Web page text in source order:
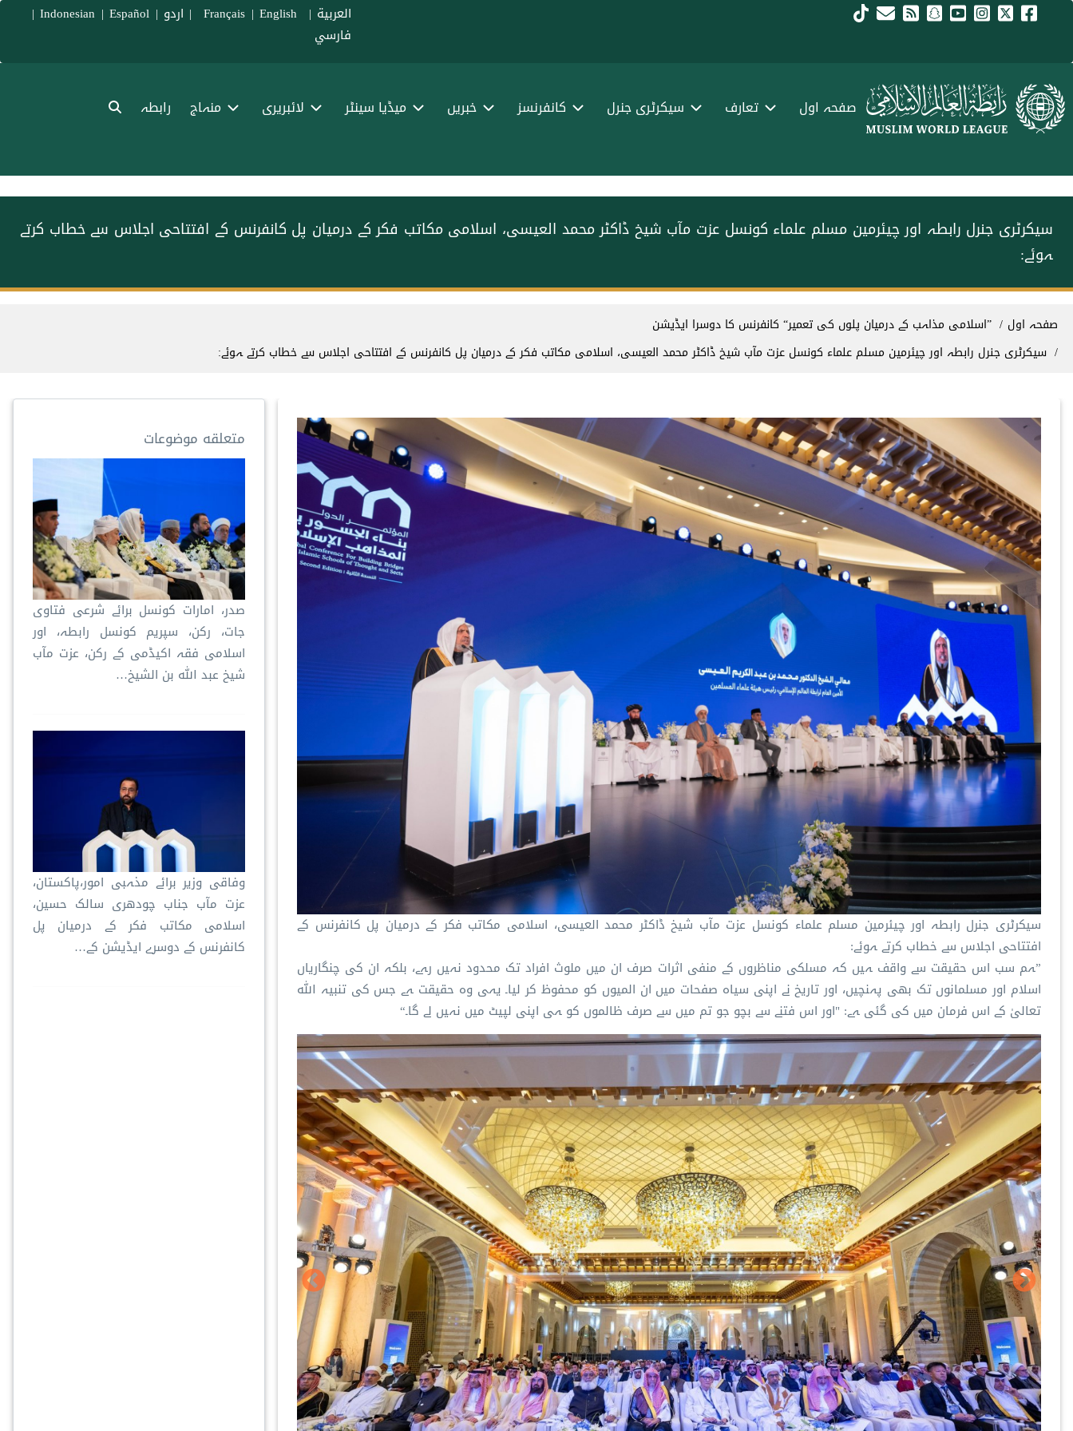
Skip to main content العربية |
Français
| English
| اردو |
Indonesian |Español
|
فارسي
menu urdu صفحہ اول تعارف سیکرٹری جنرل کانفرنسز خبریں میڈیا سینٹر لائبریری منہاج رابطہ
سیکرٹری جنرل رابطہ اور چیئرمین مسلم علماء کونسل عزت مآب شیخ ڈاکٹر محمد العیسی، اسلامی مکاتب فکر کے درمیان پل کانفرنس کے افتتاحی اجلاس سے خطاب کرتے
ہوئے:
Breadcrumb
صفحہ اول
”اسلامی مذاہب کے درمیان پلوں کی تعمیر“ کانفرنس کا دوسرا ایڈیشن
سیکرٹری جنرل رابطہ اور چیئرمین مسلم علماء کونسل عزت مآب شیخ ڈاکٹر محمد العیسی، اسلامی مکاتب فکر کے درمیان پل کانفرنس کے افتتاحی اجلاس سے خطاب کرتے ہوئے:
سیکرٹری جنرل رابطہ اور چیئرمین مسلم علماء کونسل عزت مآب شیخ ڈاکٹر محمد العیسی، اسلامی مکاتب فکر کے درمیان پل کانفرنس کے
افتتاحی اجلاس سے خطاب کرتے ہوئے:
”ہم سب اس حقیقت سے واقف ہیں کہ مسلکی مناظروں کے منفی اثرات صرف ان میں ملوث افراد تک محدود نہیں رہے، بلکہ ان کی چنگاریاں
اسلام اور مسلمانوں تک بھی پہنچیں، اور تاریخ نے اپنی سیاہ صفحات میں ان المیوں کو محفوظ کر لیا۔ یہی وہ حقیقت ہے جس کی تنبیہ اللہ
تعالیٰ کے اس فرمان میں کی گئی ہے: "اور اس فتنے سے بچو جو تم میں سے صرف ظالموں کو ہی اپنی لپیٹ میں نہیں لے گا۔“
متعلقه موضوعات
صدر، امارات کونسل برائے شرعی فتاوی
جات، رکن، سپریم کونسل رابطہ، اور
اسلامی فقہ اکیڈمی کے رکن، عزت مآب
شیخ عبد اللہ بن الشیخ…
وفاقی وزیر برائے مذہبی امور،پاکستان،
عزت مآب جناب چودھری سالک حسین،
اسلامی مکاتب فکر کے درمیان پل
کانفرنس کے دوسرے ایڈیشن کے…